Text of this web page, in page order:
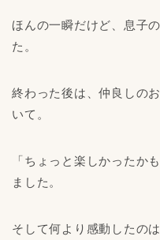
ほんの一瞬だけど、息子
た。
終わった後は、仲良しの
いて。
「ちょっと楽しかったか
ました。
そして何より感動したの